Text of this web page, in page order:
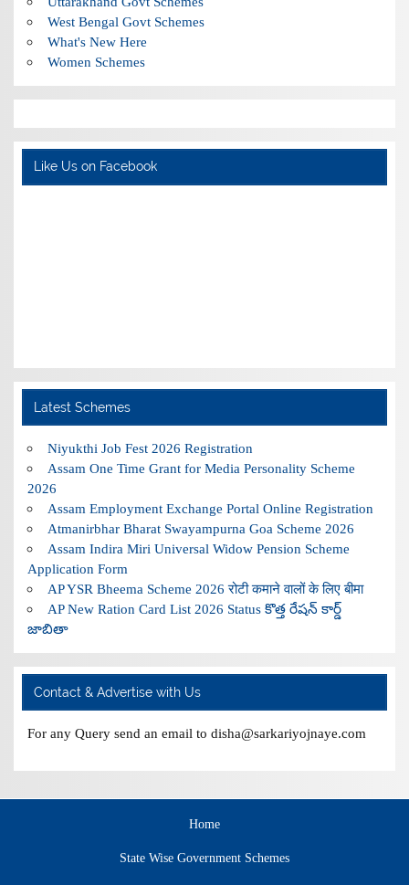
West Bengal Govt Schemes
What's New Here
Women Schemes
Like Us on Facebook
Latest Schemes
Niyukthi Job Fest 2026 Registration
Assam One Time Grant for Media Personality Scheme
2026
Assam Employment Exchange Portal Online Registration
Atmanirbhar Bharat Swayampurna Goa Scheme 2026
Assam Indira Miri Universal Widow Pension Scheme
Application Form
AP YSR Bheema Scheme 2026 रोटी कमाने वालों के लिए बीमा
AP New Ration Card List 2026 Status కొత్త రేషన్ కార్డ్
జాబితా
Contact & Advertise with Us
For any Query send an email to disha@sarkariyojnaye.com
Home
State Wise Government Schemes